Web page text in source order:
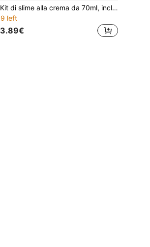
Kit di slime alla crema da 70ml, include ciondolo galassia, set di giocattoli fatti a mano ultraleggeri e colorati, set di giocattoli fai-da-te per bambini, perfetto per omaggi per feste e regali di compleanno
9 left
3.89€